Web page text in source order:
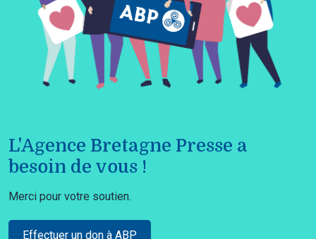
L'Agence Bretagne Presse a
besoin de vous !
Merci pour votre soutien.
Effectuer un don à ABP